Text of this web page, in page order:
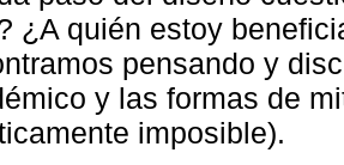
¿A quién estoy
pensando y
y las formas de
imposible).